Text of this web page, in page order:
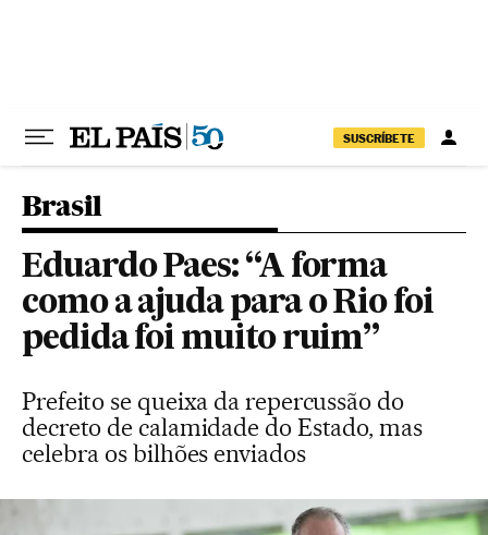
SUSCRÍBETE
Brasil
Eduardo Paes: “A forma
como a ajuda para o Rio foi
pedida foi muito ruim”
Prefeito se queixa da repercussão do
decreto de calamidade do Estado, mas
celebra os bilhões enviados